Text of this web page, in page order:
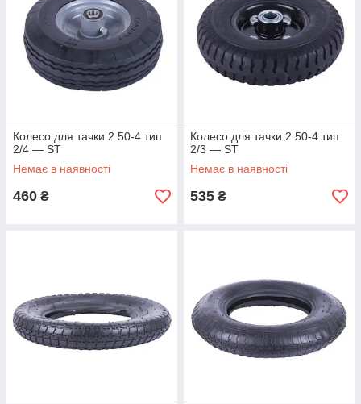
Колесо для тачки 2.50-4 тип
2/4 — ST
Немає в наявності
460 ₴
Колесо для тачки 2.50-4 тип
2/3 — ST
Немає в наявності
535 ₴